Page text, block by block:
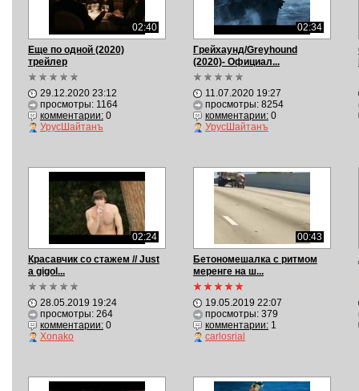
02:40
Еще по одной (2020)
трейлер
29.12.2020 23:12
просмотры: 1164
комментарии:0
УрусШайтанъ
02:34
Грейхаунд/Greyhound
(2020)- Официал...
11.07.2020 19:27
просмотры: 8254
комментарии:0
УрусШайтанъ
02:24
Красавчик со стажем // Just
a gigol...
28.05.2019 19:24
просмотры: 264
комментарии:0
Xonako
00:43
Бетономешалка с ритмом
меренге на ш...
19.05.2019 22:07
просмотры: 379
комментарии:1
carlosrial